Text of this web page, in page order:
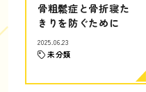
骨粗鬆症と骨折寝た
きりを防ぐために
2025.06.23
未分類